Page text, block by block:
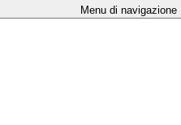
Menu di navigazione